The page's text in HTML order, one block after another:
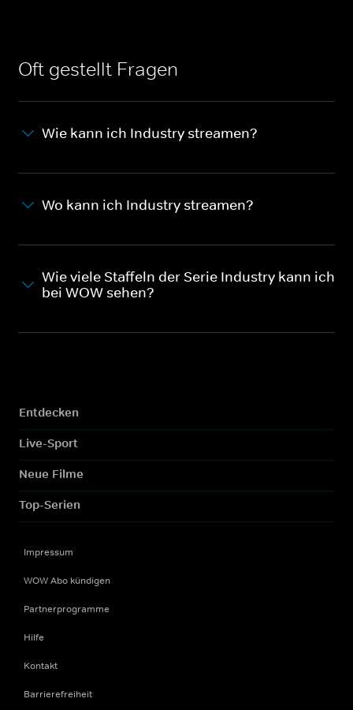
Oft gestellt Fragen
Wie kann ich Industry streamen?
Wo kann ich Industry streamen?
Wie viele Staffeln der Serie Industry kann ich
bei WOW sehen?
Entdecken
Live-Sport
Neue Filme
Top-Serien
Impressum
WOW Abo kündigen
Partnerprogramme
Hilfe
Kontakt
Barrierefreiheit